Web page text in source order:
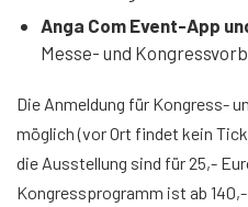
Anga Com Event-App
Messe- und
Die Anmeldung für Kongress-
möglich (vor Ort findet kein
die Ausstellung sind für 25,-
Kongressprogramm ist ab